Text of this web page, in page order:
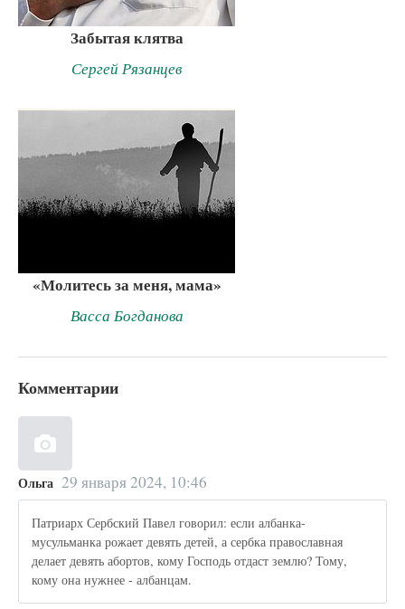
Забытая клятва
Сергей Рязанцев
«Молитесь за меня, мама»
Васса Богданова
Комментарии
Ольга 29 января 2024, 10:46
Патриарх Сербский Павел говорил: если албанка-
мусульманка рожает девять детей, а сербка православная
делает девять абортов, кому Господь отдаст землю? Тому,
кому она нужнее - албанцам.